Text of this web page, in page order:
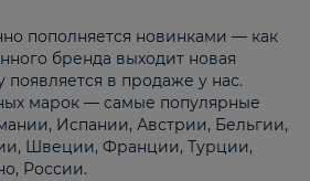
пополняется новинками — как
бренда выходит новая
появляется в продаже у нас.
марок — самые популярные
Испании, Австрии, Бельгии,
Швеции, Франции, Турции,
России.